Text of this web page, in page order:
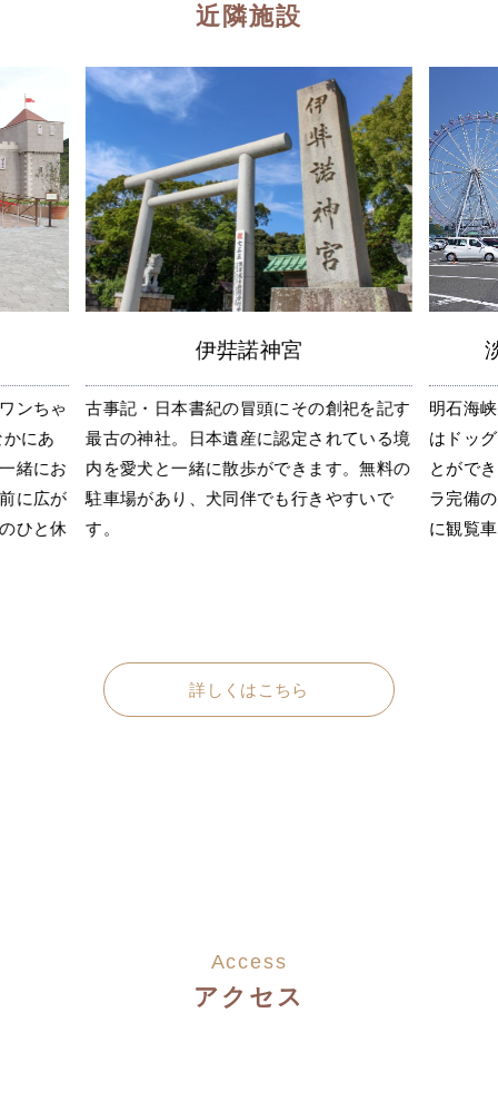
近隣施設
を記す
いる境
無料の
いで
淡路島サービスエリア
明石海峡大橋を望む淡路サービスエリアに
はドッグランがあるので愛犬を遊ばせるこ
とができます。下り側にはペット用ゴンド
ラ完備の大観覧車があるので、愛犬と一緒
に観覧車を楽しめます。
兵庫県
んと行
るモリ
食事頂
る大芝
詳しくはこちら
Access
アクセス